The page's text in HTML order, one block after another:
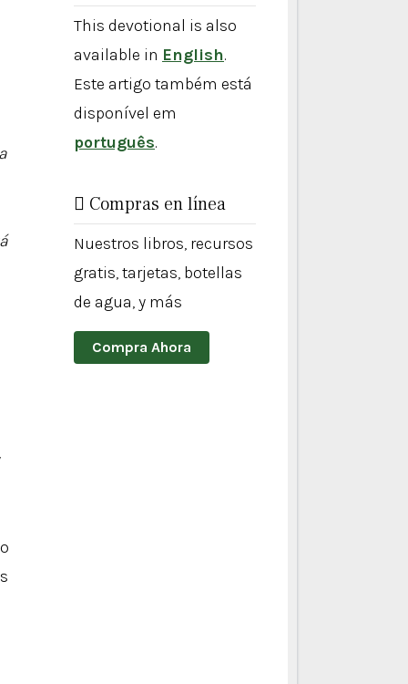
This devotional is also
available in English.
Este artigo também está
disponível em
português.
Compras en línea
Nuestros libros, recursos
gratis, tarjetas, botellas
de agua, y más
Compra Ahora